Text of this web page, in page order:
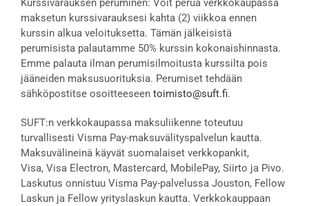
Kurssivarauksen peruminen: Voit perua verkkokaupassa
maksetun kurssivarauksesi kahta (2) viikkoa ennen
kurssin alkua veloituksetta. Tämän jälkeisistä
perumisista palautamme 50% kurssin kokonaishinnasta.
Emme palauta ilman perumisilmoitusta kurssilta pois
jääneiden maksusuorituksia. Perumiset tehdään
sähköpostitse osoitteeseen toimisto@suft.fi.
SUFT:n verkkokaupassa maksuliikenne toteutuu
turvallisesti Visma Pay-maksuvälityspalvelun kautta.
Maksuvälineinä käyvät suomalaiset verkkopankit,
Visa, Visa Electron, Mastercard, MobilePay, Siirto ja Pivo.
Laskutus onnistuu Visma Pay-palvelussa Jouston, Fellow
Laskun ja Fellow yrityslaskun kautta. Verkkokauppaan